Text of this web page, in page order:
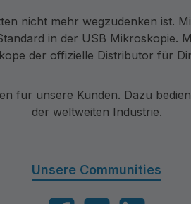
nicht mehr wegzudenken ist.
in der USB Mikroskopie.
der offizielle Distributor für
für unsere Kunden. Dazu
der weltweiten Industrie.
Unsere Communities